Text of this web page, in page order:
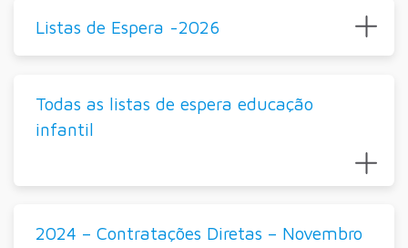
Listas de Espera -2026
Todas as listas de espera educação
infantil
2024 – Contratações Diretas – Novembro